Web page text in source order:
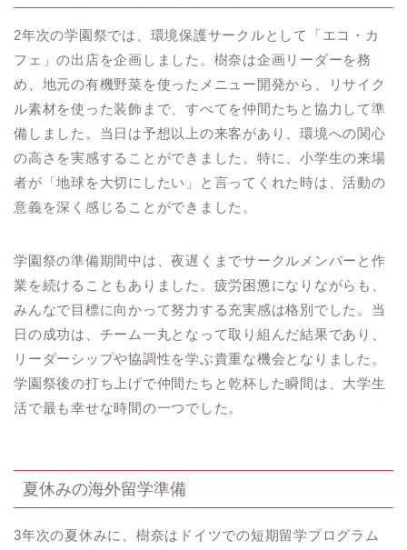
2年次の学園祭では、環境保護サークルとして「エコ・カ
フェ」の出店を企画しました。樹奈は企画リーダーを務
め、地元の有機野菜を使ったメニュー開発から、リサイク
ル素材を使った装飾まで、すべてを仲間たちと協力して準
備しました。当日は予想以上の来客があり、環境への関心
の高さを実感することができました。特に、小学生の来場
者が「地球を大切にしたい」と言ってくれた時は、活動の
意義を深く感じることができました。
学園祭の準備期間中は、夜遅くまでサークルメンバーと作
業を続けることもありました。疲労困憊になりながらも、
みんなで目標に向かって努力する充実感は格別でした。当
日の成功は、チーム一丸となって取り組んだ結果であり、
リーダーシップや協調性を学ぶ貴重な機会となりました。
学園祭後の打ち上げで仲間たちと乾杯した瞬間は、大学生
活で最も幸せな時間の一つでした。
夏休みの海外留学準備
3年次の夏休みに、樹奈はドイツでの短期留学プログラム